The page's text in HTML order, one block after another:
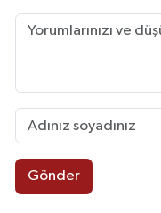
Gönder